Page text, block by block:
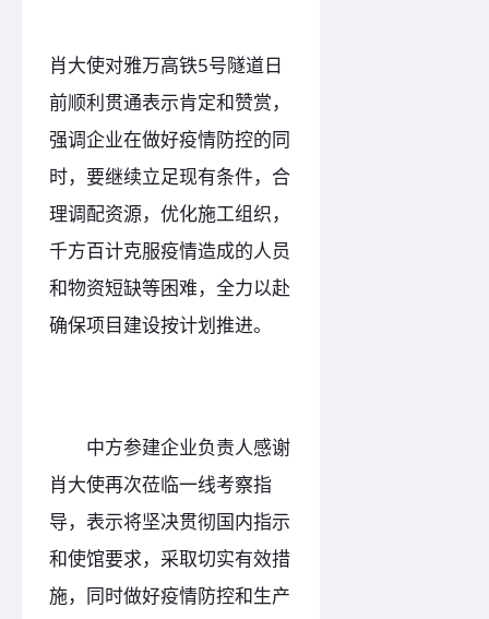
肖大使对雅万高铁5号隧道日
前顺利贯通表示肯定和赞赏，
强调企业在做好疫情防控的同
时，要继续立足现有条件，合
理调配资源，优化施工组织，
千方百计克服疫情造成的人员
和物资短缺等困难，全力以赴
确保项目建设按计划推进。
中方参建企业负责人感谢
肖大使再次莅临一线考察指
导，表示将坚决贯彻国内指示
和使馆要求，采取切实有效措
施，同时做好疫情防控和生产